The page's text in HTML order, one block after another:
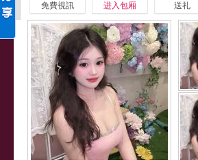
免費視訊 进入包厢 送礼